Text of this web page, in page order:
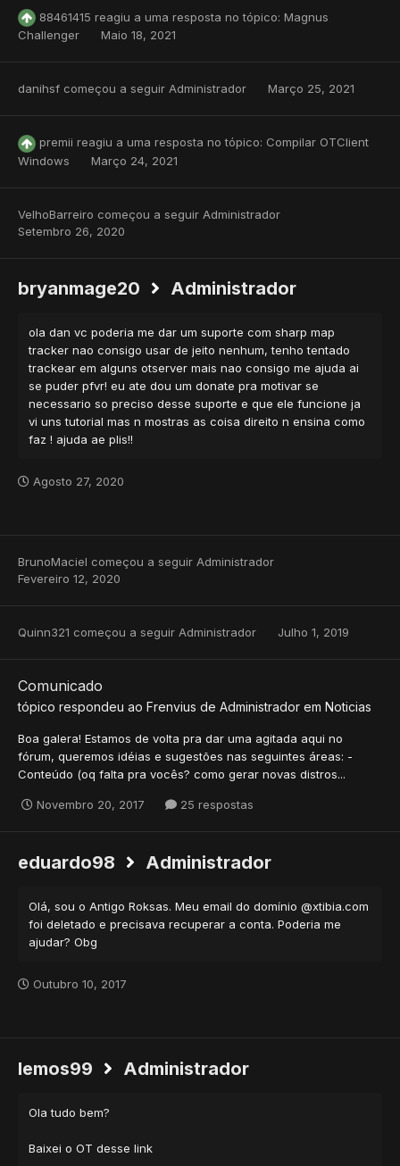
88461415 reagiu a uma resposta no tópico: Magnus
Challenger
Maio 18, 2021
danihsf começou a seguir Administrador Março 25, 2021
premii reagiu a uma resposta no tópico: Compilar OTClient
Windows
Março 24, 2021
VelhoBarreiro começou a seguir Administrador
Setembro 26, 2020
bryanmage20 Administrador
ola dan vc poderia me dar um suporte com sharp map
tracker nao consigo usar de jeito nenhum, tenho tentado
trackear em alguns otserver mais nao consigo me ajuda ai
se puder pfvr! eu ate dou um donate pra motivar se
necessario so preciso desse suporte e que ele funcione ja
vi uns tutorial mas n mostras as coisa direito n ensina como
faz ! ajuda ae plis!!
Agosto 27, 2020
BrunoMaciel começou a seguir Administrador
Fevereiro 12, 2020
Quinn321 começou a seguir Administrador Julho 1, 2019
Comunicado
tópico respondeu ao Frenvius de Administrador em Noticias
Boa galera! Estamos de volta pra dar uma agitada aqui no
fórum, queremos idéias e sugestões nas seguintes áreas: -
Conteúdo (oq falta pra vocês? como gerar novas distros...
Novembro 20, 2017 25 respostas
eduardo98 Administrador
Olá, sou o Antigo Roksas. Meu email do domínio @xtibia.com
foi deletado e precisava recuperar a conta. Poderia me
ajudar? Obg
Outubro 10, 2017
lemos99 Administrador
Ola tudo bem?
Baixei o OT desse link